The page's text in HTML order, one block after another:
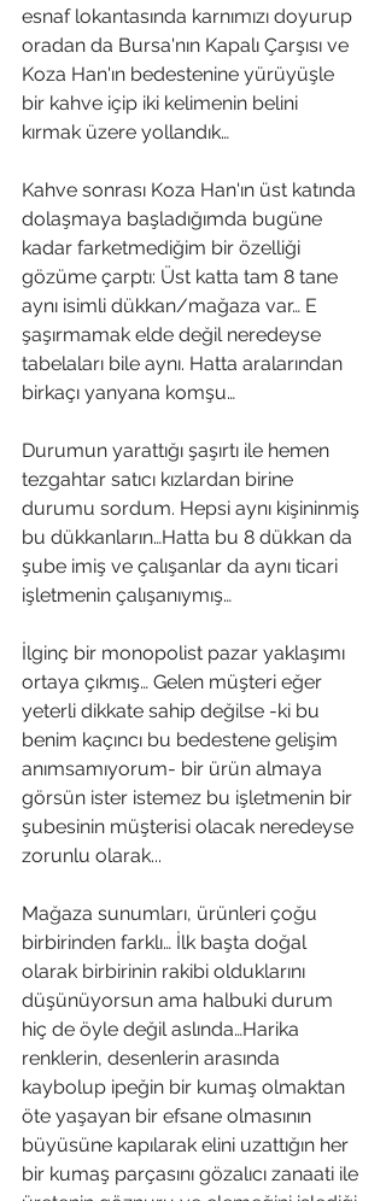
esnaf lokantasında karnımızı doyurup
oradan da Bursa'nın Kapalı Çarşısı ve
Koza Han'ın bedestenine yürüyüşle
bir kahve içip iki kelimenin belini
kırmak üzere yollandık…
Kahve sonrası Koza Han'ın üst katında
dolaşmaya başladığımda bugüne
kadar farketmediğim bir özelliği
gözüme çarptı: Üst katta tam 8 tane
aynı isimli dükkan/mağaza var… E
şaşırmamak elde değil neredeyse
tabelaları bile aynı. Hatta aralarından
birkaçı yanyana komşu…
Durumun yarattığı şaşırtı ile hemen
tezgahtar satıcı kızlardan birine
durumu sordum. Hepsi aynı kişininmiş
bu dükkanların…Hatta bu 8 dükkan da
şube imiş ve çalışanlar da aynı ticari
işletmenin çalışanıymış…
İlginç bir monopolist pazar yaklaşımı
ortaya çıkmış… Gelen müşteri eğer
yeterli dikkate sahip değilse -ki bu
benim kaçıncı bu bedestene gelişim
anımsamıyorum- bir ürün almaya
görsün ister istemez bu işletmenin bir
şubesinin müşterisi olacak neredeyse
zorunlu olarak...
Mağaza sunumları, ürünleri çoğu
birbirinden farklı… İlk başta doğal
olarak birbirinin rakibi olduklarını
düşünüyorsun ama halbuki durum
hiç de öyle değil aslında…Harika
renklerin, desenlerin arasında
kaybolup ipeğin bir kumaş olmaktan
öte yaşayan bir efsane olmasının
büyüsüne kapılarak elini uzattığın her
bir kumaş parçasını gözalıcı zanaati ile